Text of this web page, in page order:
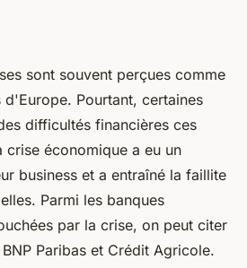
sont souvent perçues comme
Pourtant, certaines
difficultés financières ces
crise économique a eu un
business et a entraîné la faillite
Parmi les banques
par la crise, on peut citer
Paribas et Crédit Agricole.